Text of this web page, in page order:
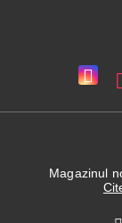
Magazinul